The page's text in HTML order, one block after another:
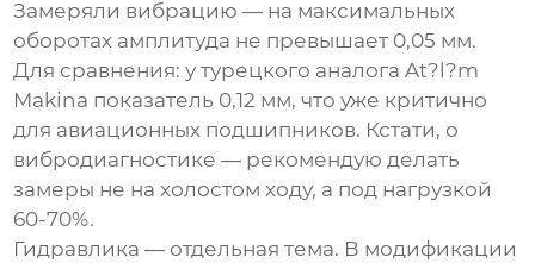
Замеряли вибрацию — на максимальных
оборотах амплитуда не превышает 0,05 мм.
Для сравнения: у турецкого аналога At?l?m
Makina показатель 0,12 мм, что уже критично
для авиационных подшипников. Кстати, о
вибродиагностике — рекомендую делать
замеры не на холостом ходу, а под нагрузкой
60-70%.
Гидравлика — отдельная тема. В модификации